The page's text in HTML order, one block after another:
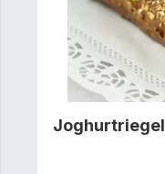
Joghurtriegel